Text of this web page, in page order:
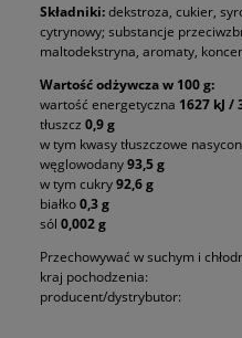
Składniki:dekstroza, cukier,
cytrynowy; substancje
maltodekstryna, aromaty,
Wartość odżywcza w 100 g:
wartość energetyczna 1627 kJ /
tłuszcz 0,9 g
w tym kwasy tłuszczowe
węglowodany93,5 g
w tym cukry92,6 g
białko0,3 g
sól 0,002 g
Przechowywać w suchym i
kraj pochodzenia:
producent/dystrybutor: